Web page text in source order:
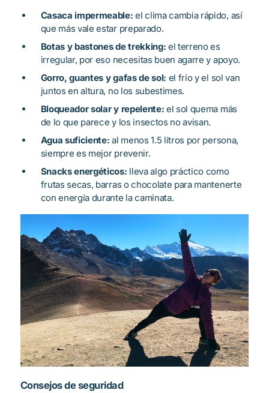
Casaca impermeable: el clima cambia rápido, así
que más vale estar preparado.
Botas y bastones de trekking: el terreno es
irregular, por eso necesitas buen agarre y apoyo.
Gorro, guantes y gafas de sol: el frío y el sol van
juntos en altura, no los subestimes.
Bloqueador solar y repelente: el sol quema más
de lo que parece y los insectos no avisan.
Agua suficiente: al menos 1.5 litros por persona,
siempre es mejor prevenir.
Snacks energéticos: lleva algo práctico como
frutas secas, barras o chocolate para mantenerte
con energía durante la caminata.
Consejos de seguridad